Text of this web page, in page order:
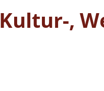
Kultur-,